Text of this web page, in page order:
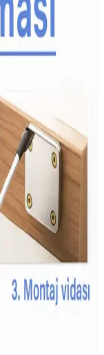
dengeli
lezzetlerle
seçenekler
sağlıklı,
gıda
ve
ve
aktivitelerini
Konforlu
özellikleriyle
hava